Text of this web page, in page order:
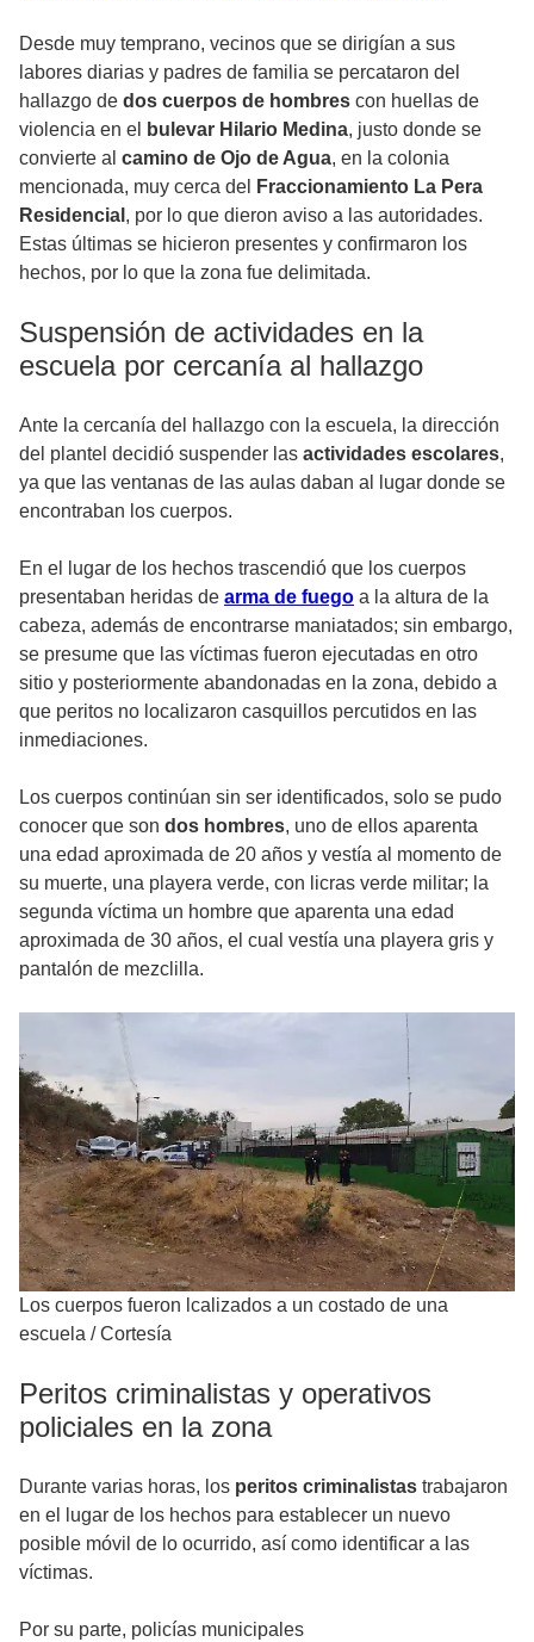
Desde muy temprano, vecinos que se dirigían a sus
labores diarias y padres de familia se percataron del
hallazgo de dos cuerpos de hombres con huellas de
violencia en el
bulevar Hilario Medina, justo donde se
convierte al camino de Ojo de Agua, en la colonia
mencionada, muy cerca del
Fraccionamiento La Pera
Residencial , por lo que dieron aviso a las autoridades.
Estas últimas se hicieron presentes y confirmaron los
hechos, por lo que la zona fue delimitada.
Suspensión de actividades en la
escuela por cercanía al hallazgo
Ante la cercanía del hallazgo con la escuela, la dirección
del plantel decidió suspender las actividades escolares,
ya que las ventanas de las aulas daban al lugar donde se
encontraban los cuerpos.
En el lugar de los hechos trascendió que los cuerpos
presentaban heridas de arma de fuego a la altura de la
cabeza, además de encontrarse maniatados; sin embargo,
se presume que las víctimas fueron ejecutadas en otro
sitio y posteriormente abandonadas en la zona, debido a
que peritos no localizaron casquillos percutidos en las
inmediaciones.
Los cuerpos continúan sin ser identificados, solo se pudo
conocer que son dos hombres, uno de ellos aparenta
una edad aproximada de 20 años y vestía al momento de
su muerte, una playera verde, con licras verde militar; la
segunda víctima un hombre que aparenta una edad
aproximada de 30 años, el cual vestía una playera gris y
pantalón de mezclilla.
Los cuerpos fueron lcalizados a un costado de una
escuela /Cortesía
Peritos criminalistas y operativos
policiales en la zona
Durante varias horas, los peritos criminalistas trabajaron
en el lugar de los hechos para establecer un nuevo
posible móvil de lo ocurrido, así como identificar a las
víctimas.
Por su parte, policías municipales